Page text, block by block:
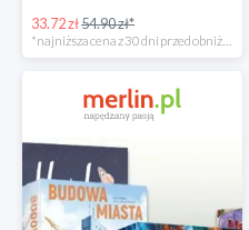
33.72 zł54.90 zł*